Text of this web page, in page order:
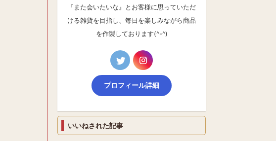
『また会いたいな』とお客様に思っていただ
ける雑貨を目指し、毎日を楽しみながら商品
を作製しております(^-^)
プロフィール詳細
いいねされた記事